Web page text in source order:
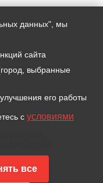
сервисы,
данных", мы
сайта
выбранные
его работы
с условиями
все